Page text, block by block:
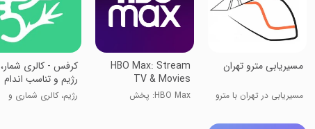
مسیریابی مترو تهران
مسیریابی در تهران با مترو
HBO Max: Stream
TV & Movies
HBO Max: پخش
‏‏کرفس - کالری شمار،
رژیم و تناسب اندام
رژیم، کالری شماری و